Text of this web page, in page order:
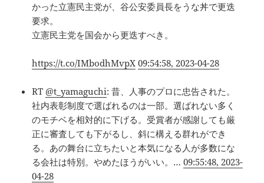
かった立憲民主党が、谷公安委員長をうな丼で更迭
要求。
立憲民主党を国会から更迭すべき。
https://t.co/IMbodhMvpX 09:54:58, 2023-04-28
RT @t_yamaguchi: 昔、人事のプロに忠告された。
社内表彰制度で選ばれるのは一部。選ばれない多く
のモチベを相対的に下げる。受賞者が感謝しても厳
正に審査しても下がるし、斜に構える群れができ
る。あの舞台に立ちたいと本気になる人が多数にな
る会社は特別。やめたほうがいい。…09:55:48, 2023-
04-28